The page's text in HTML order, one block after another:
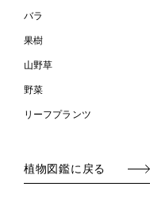
バラ
果樹
山野草
野菜
リーフプランツ
植物図鑑に戻る